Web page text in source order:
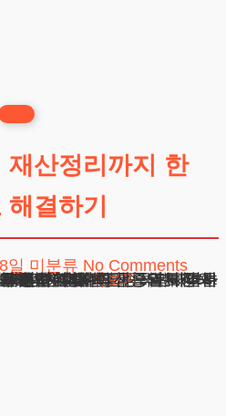
재산정리까지 한
결하기
일 미분류 No Comments
고 있습니다. 일부 투자자들은 긍정적인 수익을 달성하기도 하지만, 과도한 투기성 매매로 인해 심각한 재정손실을더보기
법인 테헤란
86-01340
: 이수학
주소 : 서울시 강남구 테헤란로 420, KT선릉타워West 9층
호사 : 이수학